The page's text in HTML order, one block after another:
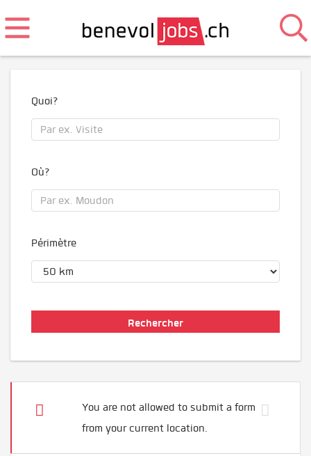
Quoi?
Où?
Périmètre
You are not allowed to submit a form
from your current location.